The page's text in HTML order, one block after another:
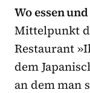
Wo essen
Mittelpunkt
Restaurant
dem
an dem man